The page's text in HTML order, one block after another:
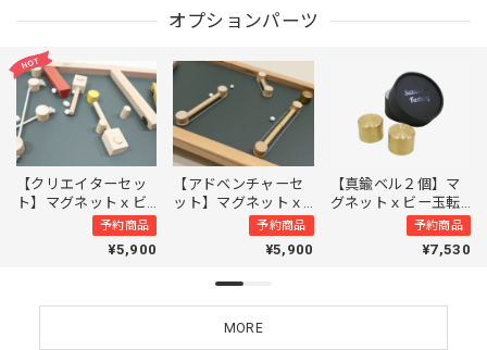
オプションパーツ
【クリエイターセッ
ト】マグネットｘビ
ー玉転がし｜オプシ
予約商品
¥5,900
【アドベンチャーセ
ット】マグネットｘ
ビー玉転がし｜オプ
ションパーツ
予約商品
¥5,900
【真鍮ベル２個】マ
グネットｘビー玉転
がし｜オプションパ
予約商品
¥7,530
MORE